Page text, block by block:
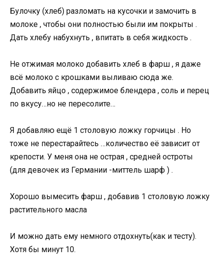
Булочку (хлеб) разломать на кусочки и замочить в
молоке , чтобы они полностью были им покрыты .
Дать хлебу набухнуть , впитать в себя жидкость .
Не отжимая молоко добавить хлеб в фарш , я даже
всё молоко с крошками выливаю сюда же.
Добавить яйцо , содержимое блендера , соль и перец
по вкусу…но не пересолите…
Я добавляю ещё 1 столовую ложку горчицы . Но
тоже не перестарайтесь …количество её зависит от
крепости. У меня она не острая , средней остроты
(для девочек из Германии -миттель шарф ) .
Хорошо вымесить фарш , добавив 1 столовую ложку
растительного масла
И можно дать ему немного отдохнуть(как и тесту).
Хотя бы минут 10.